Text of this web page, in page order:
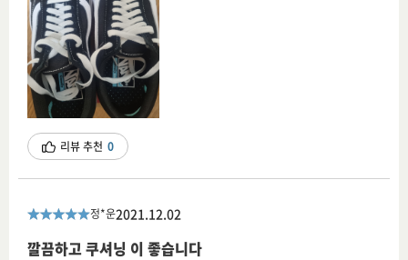
리뷰 추천 0
정*운2021.12.02
깔끔하고 쿠셔닝 이 좋습니다